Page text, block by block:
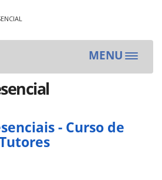
MENU
Toggle
- Curso de